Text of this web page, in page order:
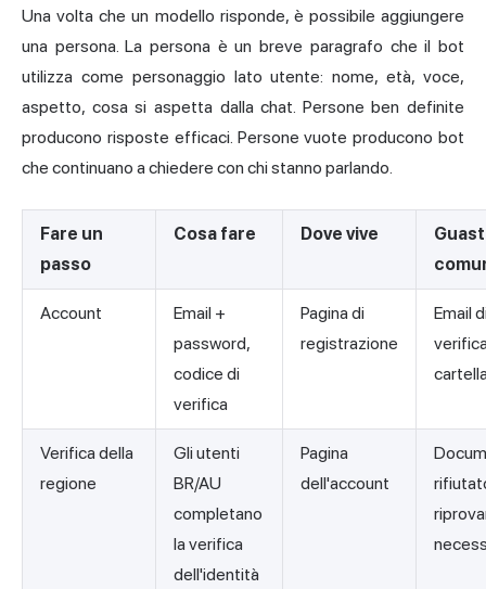
Una volta che un modello risponde, è possibile aggiungere
una persona. La persona è un breve paragrafo che il bot
utilizza come personaggio lato utente: nome, età, voce,
aspetto, cosa si aspetta dalla chat. Persone ben definite
producono risposte efficaci. Persone vuote producono bot
che continuano a chiedere con chi stanno parlando.
Fare un
passo
Cosa fare Dove vive
Account
Email +
password,
codice di
verifica
Pagina di
registrazione
Email
Verifica della
regione
Gli utenti
BR/AU
completano
la verifica
dell'identità
Pagina
dell'account